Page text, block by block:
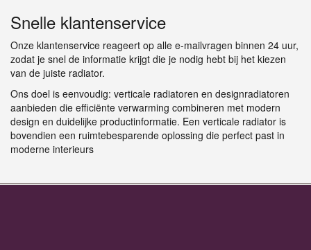
Snelle klantenservice
Onze klantenservice reageert op alle e-mailvragen binnen 24 uur,
zodat je snel de informatie krijgt die je nodig hebt bij het kiezen
van de juiste radiator.
Ons doel is eenvoudig: verticale radiatoren en designradiatoren
aanbieden die efficiënte verwarming combineren met modern
design en duidelijke productinformatie. Een verticale radiator is
bovendien een ruimtebesparende oplossing die perfect past in
moderne interieurs